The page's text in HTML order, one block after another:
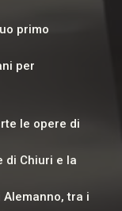
primo
per
le opere di
di Chiuri e la
tra i